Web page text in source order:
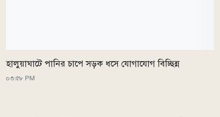
হালুয়াঘাটে পানির চাপে সড়ক ধসে যোগাযোগ বিচ্ছিন্ন
০৩:৫৮ PM